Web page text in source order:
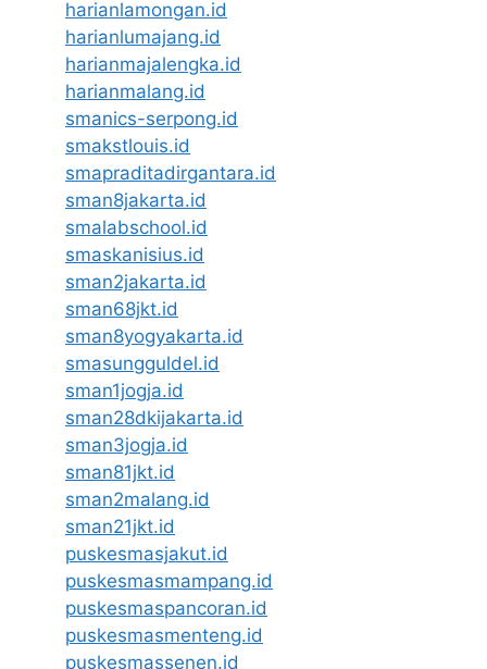
harianlamongan.id
harianlumajang.id
harianmajalengka.id
harianmalang.id
smanics-serpong.id
smakstlouis.id
smapraditadirgantara.id
sman8jakarta.id
smalabschool.id
smaskanisius.id
sman2jakarta.id
sman68jkt.id
sman8yogyakarta.id
smasungguldel.id
sman1jogja.id
sman28dkijakarta.id
sman3jogja.id
sman81jkt.id
sman2malang.id
sman21jkt.id
puskesmasjakut.id
puskesmasmampang.id
puskesmaspancoran.id
puskesmasmenteng.id
puskesmassenen.id